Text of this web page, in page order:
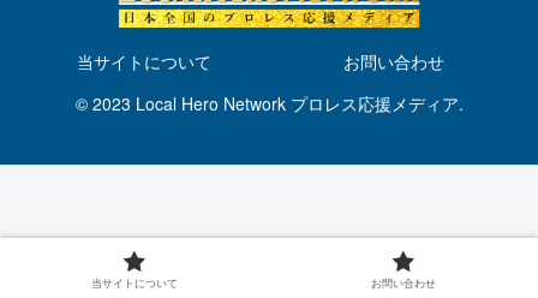
当サイトについて
お問い合わせ
© 2023 Local Hero Network プロレス応援メディア.
当サイトについて お問い合わせ